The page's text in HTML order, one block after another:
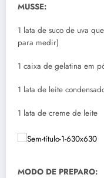
MUSSE:
1 lata de suco de uva
para medir)
1 caixa de gelatina em
1 lata de leite
1 lata de creme de leite
MODO DE PREPARO: